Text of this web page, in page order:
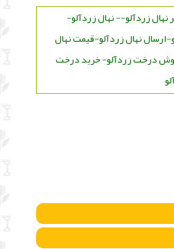
زردآلو-- نهال زردآلو-
نهال زردآلو-قیمت نهال
درخت زردآلو- خرید درخت